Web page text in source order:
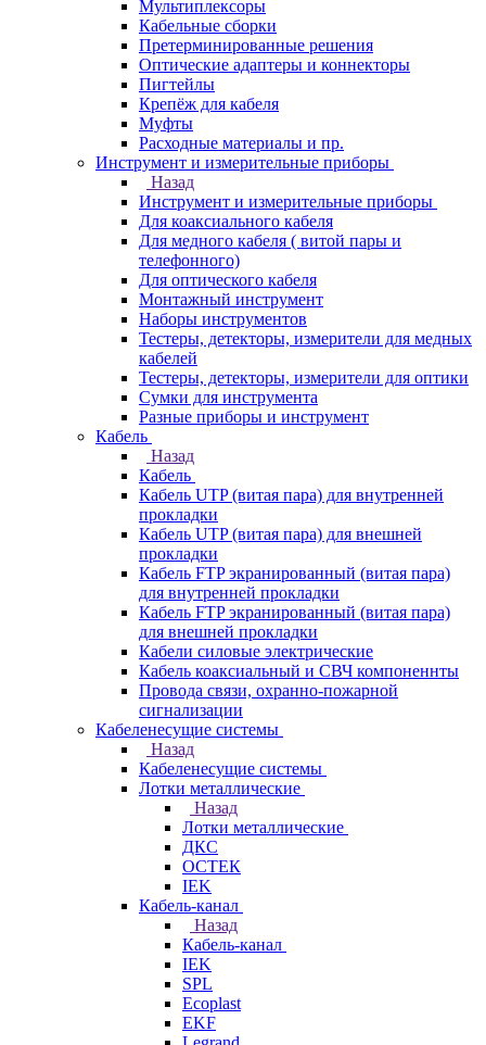
Мультиплексоры
Кабельные сборки
Претерминированные решения
Оптические адаптеры и коннекторы
Пигтейлы
Крепёж для кабеля
Муфты
Расходные материалы и пр.
Инструмент и измерительные приборы
Назад
Инструмент и измерительные приборы
Для коаксиального кабеля
Для медного кабеля ( витой пары и
телефонного)
Для оптического кабеля
Монтажный инструмент
Наборы инструментов
Тестеры, детекторы, измерители для медных
кабелей
Тестеры, детекторы, измерители для оптики
Сумки для инструмента
Разные приборы и инструмент
Кабель
Назад
Кабель
Кабель UTP (витая пара) для внутренней
прокладки
Кабель UTP (витая пара) для внешней
прокладки
Кабель FTP экранированный (витая пара)
для внутренней прокладки
Кабель FTP экранированный (витая пара)
для внешней прокладки
Кабели силовые электрические
Кабель коаксиальный и СВЧ компоненнты
Провода связи, охранно-пожарной
сигнализации
Кабеленесущие системы
Назад
Кабеленесущие системы
Лотки металлические
Назад
Лотки металлические
ДКС
ОСТЕК
IEK
Кабель-канал
Назад
Кабель-канал
IEK
SPL
Ecoplast
EKF